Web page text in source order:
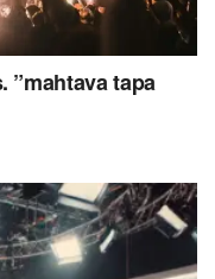
”mahtava tapa